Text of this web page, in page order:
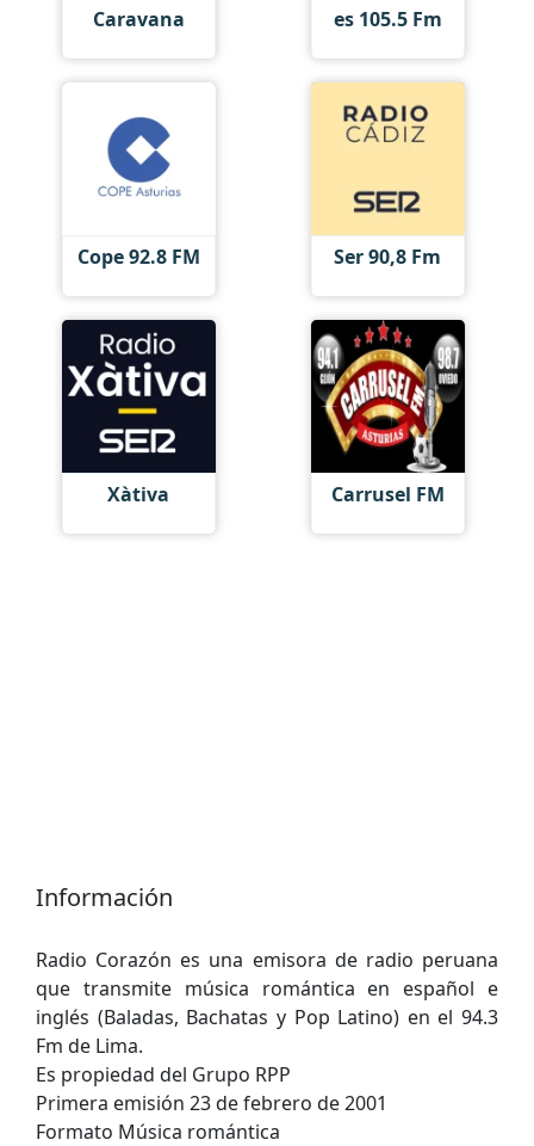
Caravana es 105.5 Fm
Cope 92.8 FM Ser 90,8 Fm
Xàtiva Carrusel FM
Información
Radio Corazón es una emisora ​​de radio peruana
que transmite música romántica en español e
inglés (Baladas, Bachatas y Pop Latino) en el 94.3
Fm de Lima.
Es propiedad del Grupo RPP
Primera emisión 23 de febrero de 2001
Formato Música romántica